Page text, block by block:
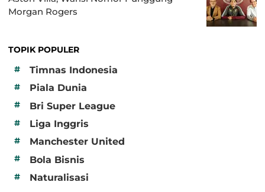
Morgan Rogers
TOPIK POPULER
#
Timnas Indonesia
# Piala Dunia
# Bri Super League
# Liga Inggris
# Manchester United
# Bola Bisnis
# Naturalisasi